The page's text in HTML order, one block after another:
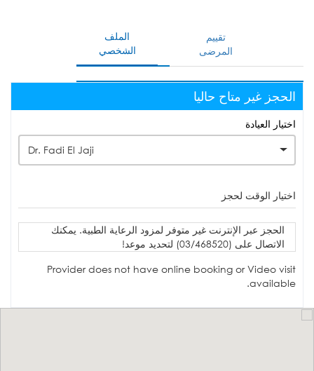
الملف
الشخصي
تقييم
المرضى
الحجز غير متاح حاليا
اختيار العيادة
Dr. Fadi El Jaji
اختيار الوقت لحجز
الحجز عبر الإنترنت غير متوفر لمزود الرعاية الطبية. يمكنك
الاتصال على (03/468520) لتحديد موعد!
Provider does not have online booking or Video visit
available.